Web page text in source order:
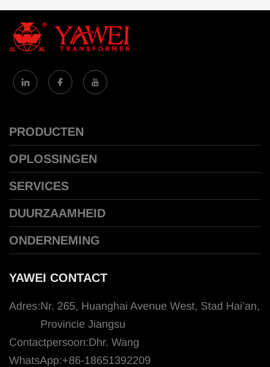
PRODUCTEN
OPLOSSINGEN
SERVICES
DUURZAAMHEID
ONDERNEMING
YAWEI CONTACT
Adres:Nr. 265, Huanghai Avenue West, Stad Hai’an,
Provincie Jiangsu
Contactpersoon:Dhr. Wang
WhatsApp:+86-18651392209